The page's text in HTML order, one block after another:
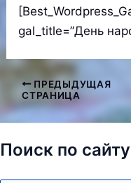
gal_title=”День
Навигация
по
записям
ПРЕДЫДУЩАЯ
СТРАНИЦА
Поиск по сайту